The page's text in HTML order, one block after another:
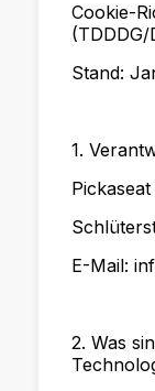
Cookie-
(TDDDG/
Stand:
1.
E-Mail:
2. Was